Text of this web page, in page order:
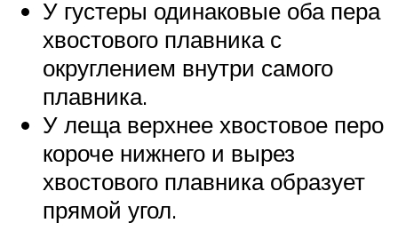
У густеры одинаковые оба пера
хвостового плавника с
округлением внутри самого
плавника.
У леща верхнее хвостовое перо
короче нижнего и вырез
хвостового плавника образует
прямой угол.